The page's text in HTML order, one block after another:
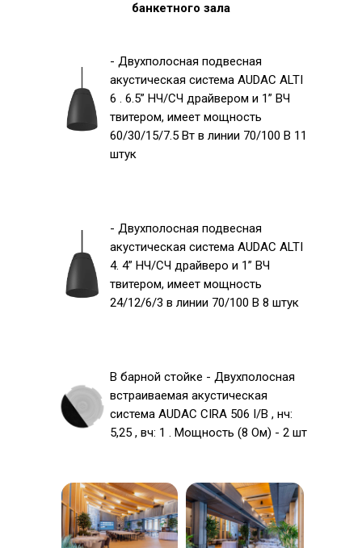
банкетного зала
- Двухполосная подвесная
акустическая система AUDAC ALTI
6 . 6.5” НЧ/СЧ драйвером и 1” ВЧ
твитером, имеет мощность
60/30/15/7.5 Вт в линии 70/100 В 11
штук
- Двухполосная подвесная
акустическая система AUDAC ALTI
4. 4” НЧ/СЧ драйверо и 1” ВЧ
твитером, имеет мощность
24/12/6/3 в линии 70/100 В 8 штук
В барной стойке - Двухполосная
встраиваемая акустическая
система AUDAC CIRA 506 I/B , нч:
5,25 , вч: 1 . Мощность (8 Ом) - 2 шт